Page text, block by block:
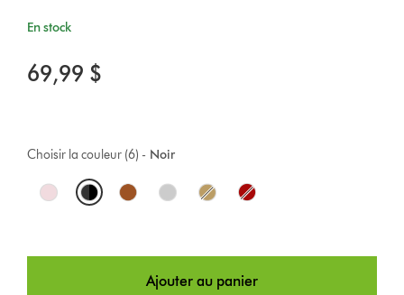
En stock
69,99 $
Noir
Choisir la couleur (6) -
O
t
Ajouter au panier